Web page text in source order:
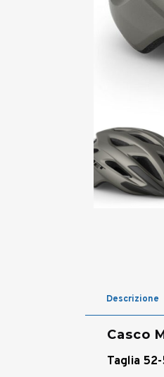
Descrizione
Casco
Taglia